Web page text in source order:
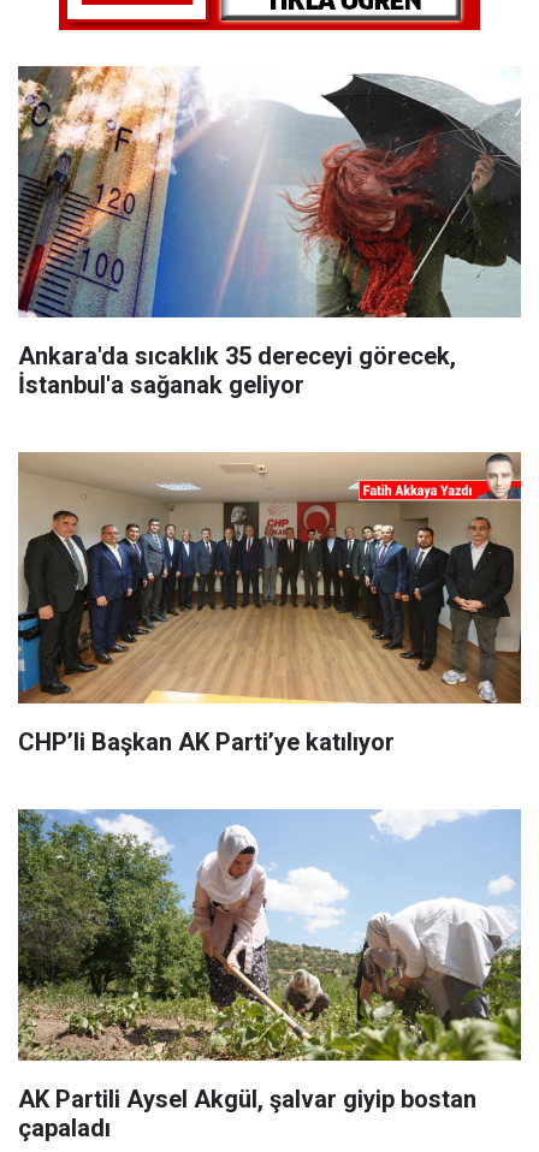
Ankara'da sıcaklık 35 dereceyi görecek,
İstanbul'a sağanak geliyor
CHP’li Başkan AK Parti’ye katılıyor
AK Partili Aysel Akgül, şalvar giyip bostan
çapaladı